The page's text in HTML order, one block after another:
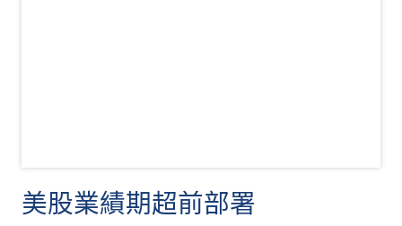
美股業績期超前部署